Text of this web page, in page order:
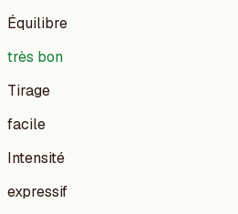
Équilibre
très bon
Tirage
facile
Intensité
expressif